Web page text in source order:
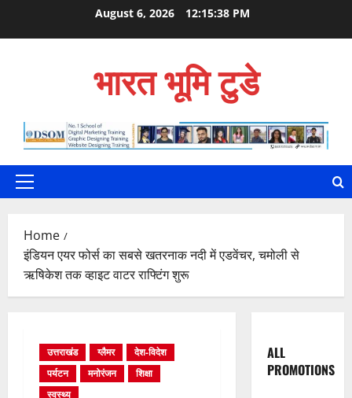
August 6, 2026 12:15:39 PM
भारत भूमि टुडे
Primary
Home
इंडियन एयर फोर्स का सबसे खतरनाक नदी में एडवेंचर, चमोली से
ऋषिकेश तक व्हाइट वाटर राफ्टिंग शुरू
उत्तराखंड ग्लैमर
देश-विदेश
पर्यटन
मनोरंजन
शिक्षा
स्वस्थ्य
ALL
PROMOTIONS